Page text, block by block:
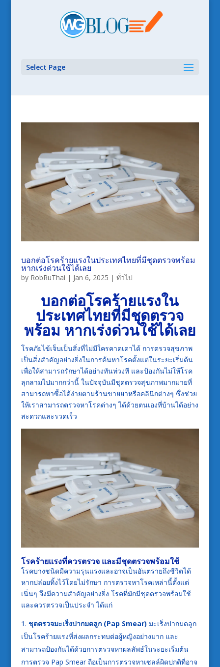
Select Page
บอกต่อโรคร้ายแรงในประเทศไทยที่มีชุดตรวจพร้อม
หากเร่งด่วนใช้ได้เลย
by RobRuThai | Jan 6, 2025 | ทั่วไป
บอกต่อโรคร้ายแรงใน
ประเทศไทยที่มีชุดตรวจ
พร้อม หากเร่งด่วนใช้ได้เลย
โรคภัยไข้เจ็บเป็นสิ่งที่ไม่มีใครคาดเดาได้ การตรวจสุขภาพ
เป็นสิ่งสำคัญอย่างยิ่งในการค้นหาโรคตั้งแต่ในระยะเริ่มต้น
เพื่อให้สามารถรักษาได้อย่างทันท่วงที และป้องกันไม่ให้โรค
ลุกลามไปมากกว่านี้ ในปัจจุบันมีชุดตรวจสุขภาพมากมายที่
สามารถหาซื้อได้ง่ายตามร้านขายยาหรือคลินิกต่างๆ ซึ่งช่วย
ให้เราสามารถตรวจหาโรคต่างๆ ได้ด้วยตนเองที่บ้านได้อย่าง
สะดวกและรวดเร็ว
โรคร้ายแรงที่ควรตรวจ และมีชุดตรวจพร้อมใช้
โรคบางชนิดมีความรุนแรงและอาจเป็นอันตรายถึงชีวิตได้
หากปล่อยทิ้งไว้โดยไม่รักษา การตรวจหาโรคเหล่านี้ตั้งแต่
เนิ่นๆ จึงมีความสำคัญอย่างยิ่ง โรคที่มักมีชุดตรวจพร้อมใช้
และควรตรวจเป็นประจำ ได้แก่
ชุดตรวจมะเร็งปากมดลูก (Pap Smear) มะเร็งปากมดลูก
เป็นโรคร้ายแรงที่ส่งผลกระทบต่อผู้หญิงอย่างมาก และ
สามารถป้องกันได้ด้วยการตรวจหาผลลัพธ์ในระยะเริ่มต้น
การตรวจ Pap Smear ถือเป็นการตรวจหาเซลล์ผิดปกติที่อาจ